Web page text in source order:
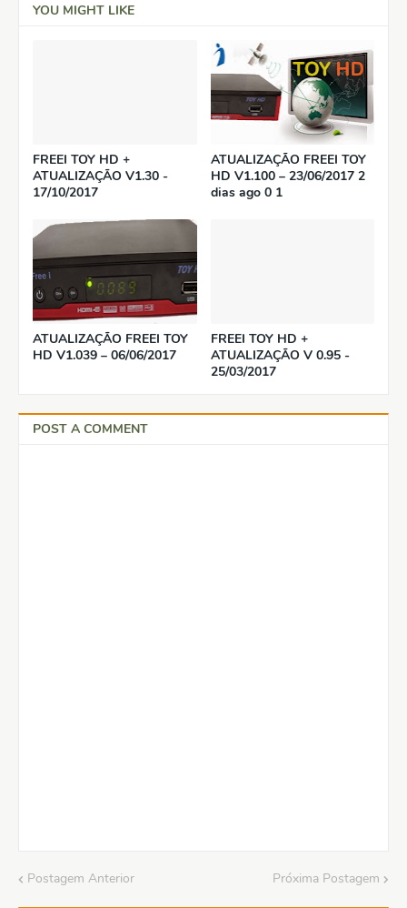
YOU MIGHT LIKE
FREEI TOY HD +
ATUALIZAÇÃO V1.30 -
17/10/2017
ATUALIZAÇÃO FREEI TOY
HD V1.100 – 23/06/2017 2
dias ago 0 1
ATUALIZAÇÃO FREEI TOY
HD V1.039 – 06/06/2017
FREEI TOY HD +
ATUALIZAÇÃO V 0.95 -
25/03/2017
POST A COMMENT
Postagem Anterior Próxima Postagem